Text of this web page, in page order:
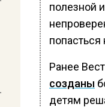
полезной
Ранее
созданы
детям